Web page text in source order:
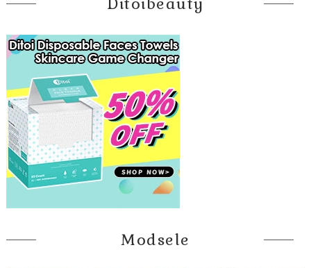
Modsele